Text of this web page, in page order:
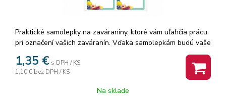
Praktické samolepky na zaváraniny, ktoré vám uľahčia prácu
pri označení vašich zaváranín. Vďaka samolepkám budú vaše
zaváraniny pekne a jednotne vyzerať. Rozmer: 162mm x
230mm x 1mm (Š x V x H) Vyrobené v EU.
1,35 € s DPH / KS
1,10 € bez DPH / KS
Na sklade